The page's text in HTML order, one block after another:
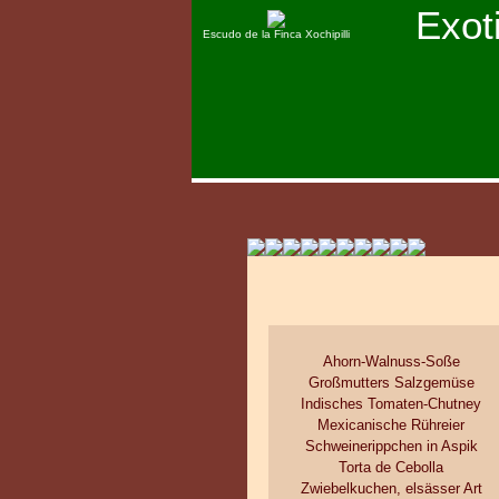
Escudo de la Finca Xochipilli
Ahorn-Walnuss-Soße
Großmutters Salzgemüse
Indisches Tomaten-Chutney
Mexicanische Rühreier
Schweinerippchen in Aspik
Torta de Cebolla
Zwiebelkuchen, elsässer Art